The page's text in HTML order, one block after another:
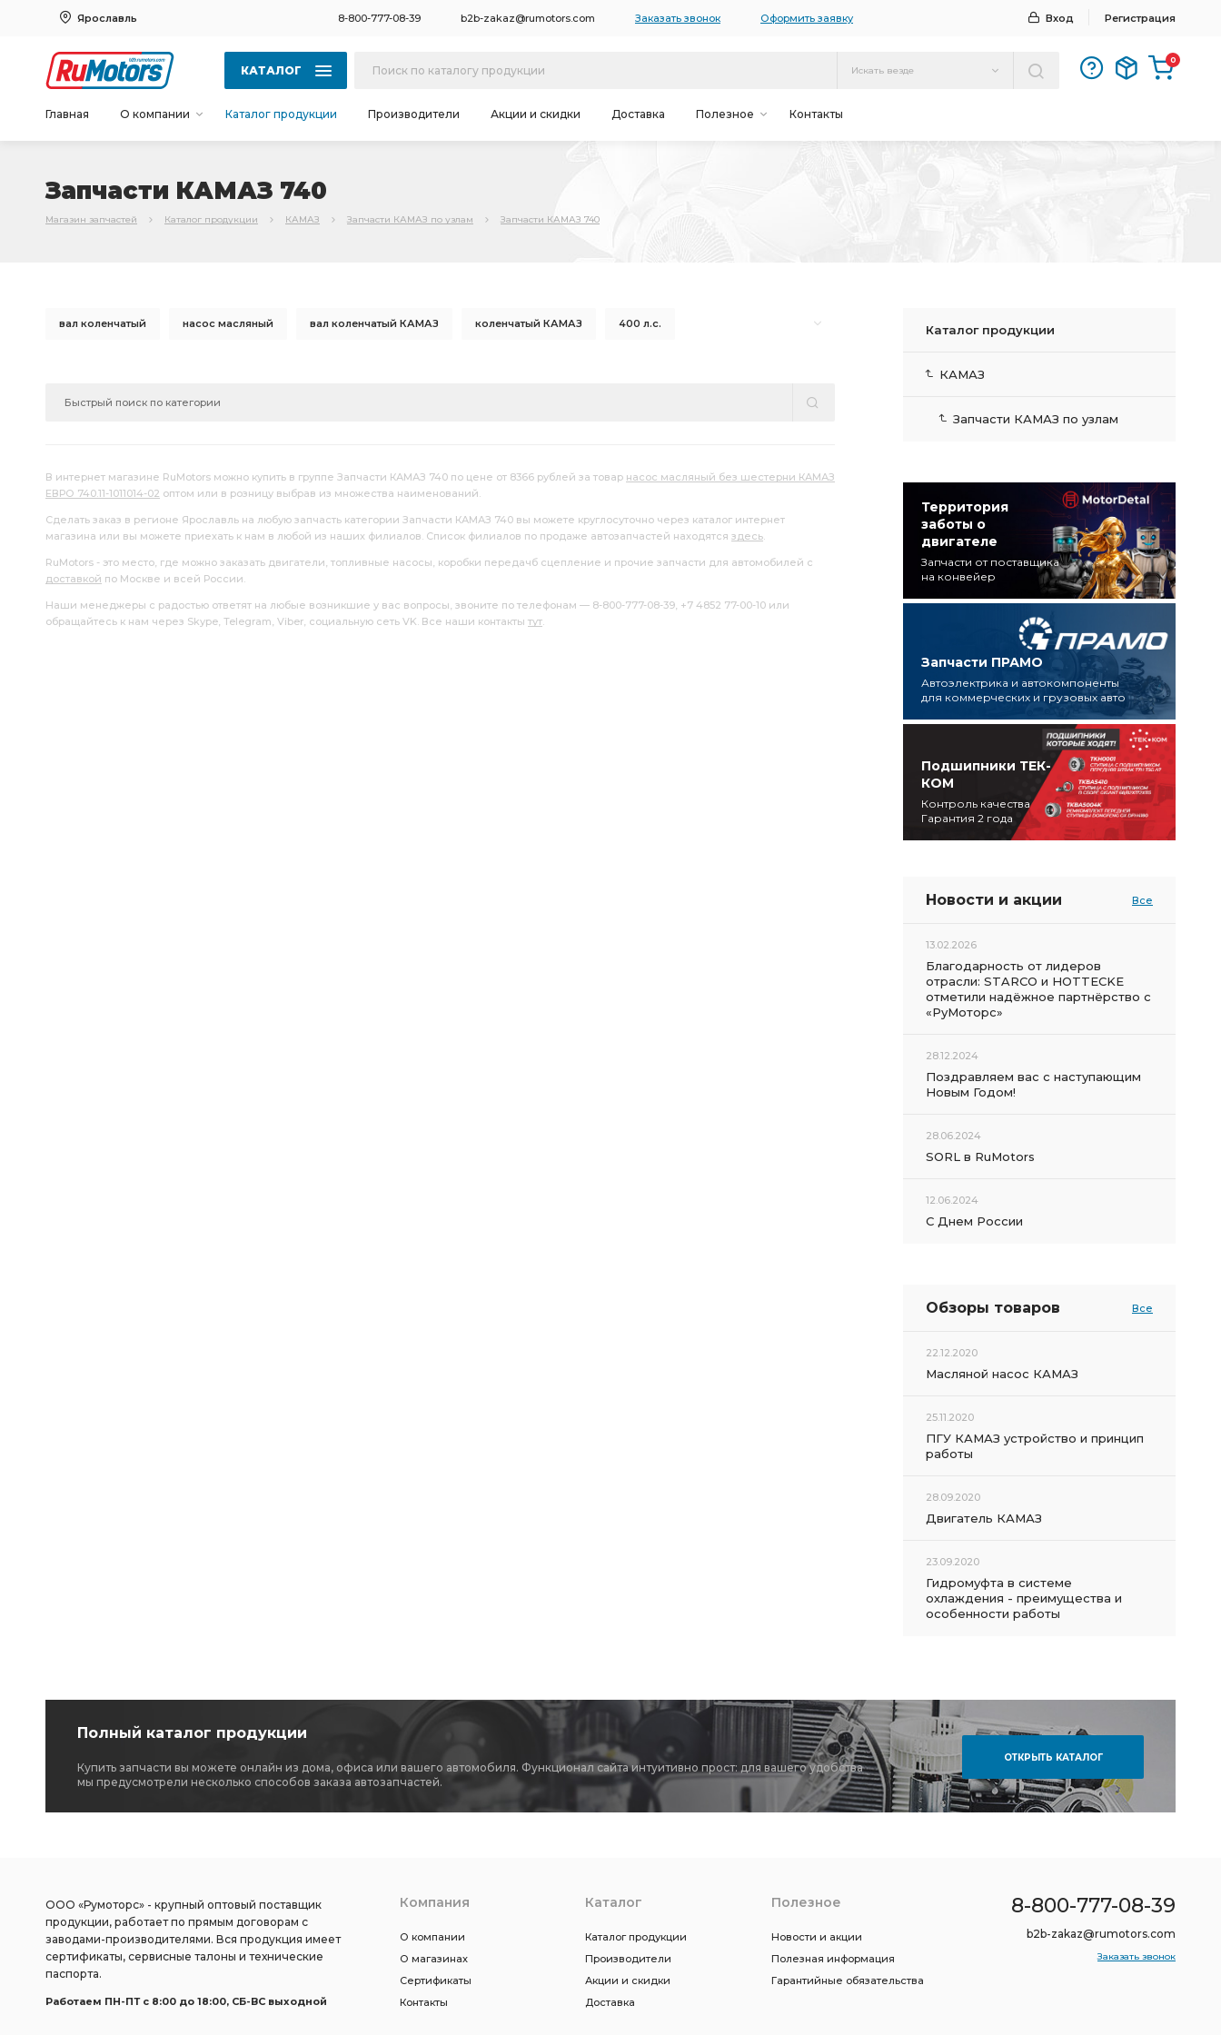
Ярославль 8-800-777-08-39 b2b-zakaz@rumotors.com Заказать звонок Оформить заявку Вход Регистрация
КАТАЛОГ Искать везде
0
Главная О компании Каталог продукции Производители Акции и скидки Доставка Полезное Контакты
Запчасти КАМАЗ 740
Магазин запчастей Каталог продукции КАМАЗ Запчасти КАМАЗ по узлам Запчасти КАМАЗ 740
вал коленчатый насос масляный вал коленчатый КАМАЗ коленчатый КАМАЗ 400 л.с.
В интернет магазине RuMotors можно купить в группе Запчасти КАМАЗ 740 по цене от 8366 рублей за товар насос масляный без шестерни КАМАЗ
ЕВРО 740.11-1011014-02 оптом или в розницу выбрав из множества наименований.
Сделать заказ в регионе Ярославль на любую запчасть категории Запчасти КАМАЗ 740 вы можете круглосуточно через каталог интернет
магазина или вы можете приехать к нам в любой из наших филиалов. Список филиалов по продаже автозапчастей находятся здесь.
RuMotors - это место, где можно заказать двигатели, топливные насосы, коробки передачб сцепление и прочие запчасти для автомобилей с
доставкой по Москве и всей России.
Наши менеджеры с радостью ответят на любые возникшие у вас вопросы, звоните по телефонам — 8-800-777-08-39, +7 4852 77-00-10 или
обращайтесь к нам через Skype, Telegram, Viber, социальную сеть VK. Все наши контакты тут.
Каталог продукции
КАМАЗ
Запчасти КАМАЗ по узлам
Территория
заботы о
двигателе
Запчасти от поставщика
на конвейер
Запчасти ПРАМО
Автоэлектрика и автокомпоненты
для коммерческих и грузовых авто
Подшипники ТЕК-
КОМ
Контроль качества
Гарантия 2 года
Новости и акции Все
13.02.2026
Благодарность от лидеров
отрасли: STARCO и HOTTECKE
отметили надёжное партнёрство с
«РуМоторс»
28.12.2024
Поздравляем вас с наступающим
Новым Годом!
28.06.2024
SORL в RuMotors
12.06.2024
С Днем России
Обзоры товаров Все
22.12.2020
Масляной насос КАМАЗ
25.11.2020
ПГУ КАМАЗ устройство и принцип
работы
28.09.2020
Двигатель КАМАЗ
23.09.2020
Гидромуфта в системе
охлаждения - преимущества и
особенности работы
Полный каталог продукции
Купить запчасти вы можете онлайн из дома, офиса или вашего автомобиля. Функционал сайта интуитивно прост: для вашего удобства
мы предусмотрели несколько способов заказа автозапчастей.
ОТКРЫТЬ КАТАЛОГ
ООО «Румоторс» - крупный оптовый поставщик
продукции, работает по прямым договорам с
заводами-производителями. Вся продукция имеет
сертификаты, сервисные талоны и технические
паспорта.
Работаем ПН-ПТ c 8:00 до 18:00, СБ-ВС выходной
Компания
О компании
О магазинах
Сертификаты
Контакты
Каталог
Каталог продукции
Производители
Акции и скидки
Доставка
Полезное
Новости и акции
Полезная информация
Гарантийные обязательства
8-800-777-08-39
b2b-zakaz@rumotors.com
Заказать звонок